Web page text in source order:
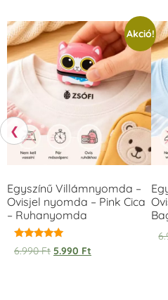
❮
Akció!
Egyszínű Villámnyomda –
Ovisjel nyomda – Pink Cica
– Ruhanyomda
Értékelés:
5.00
6.990Ft 5.990 Ft